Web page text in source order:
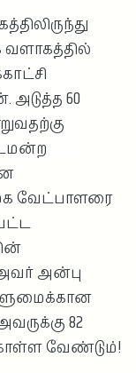
அடுத்த 60
வேட்பாளரை
அன்பு
82
வேண்டும்!